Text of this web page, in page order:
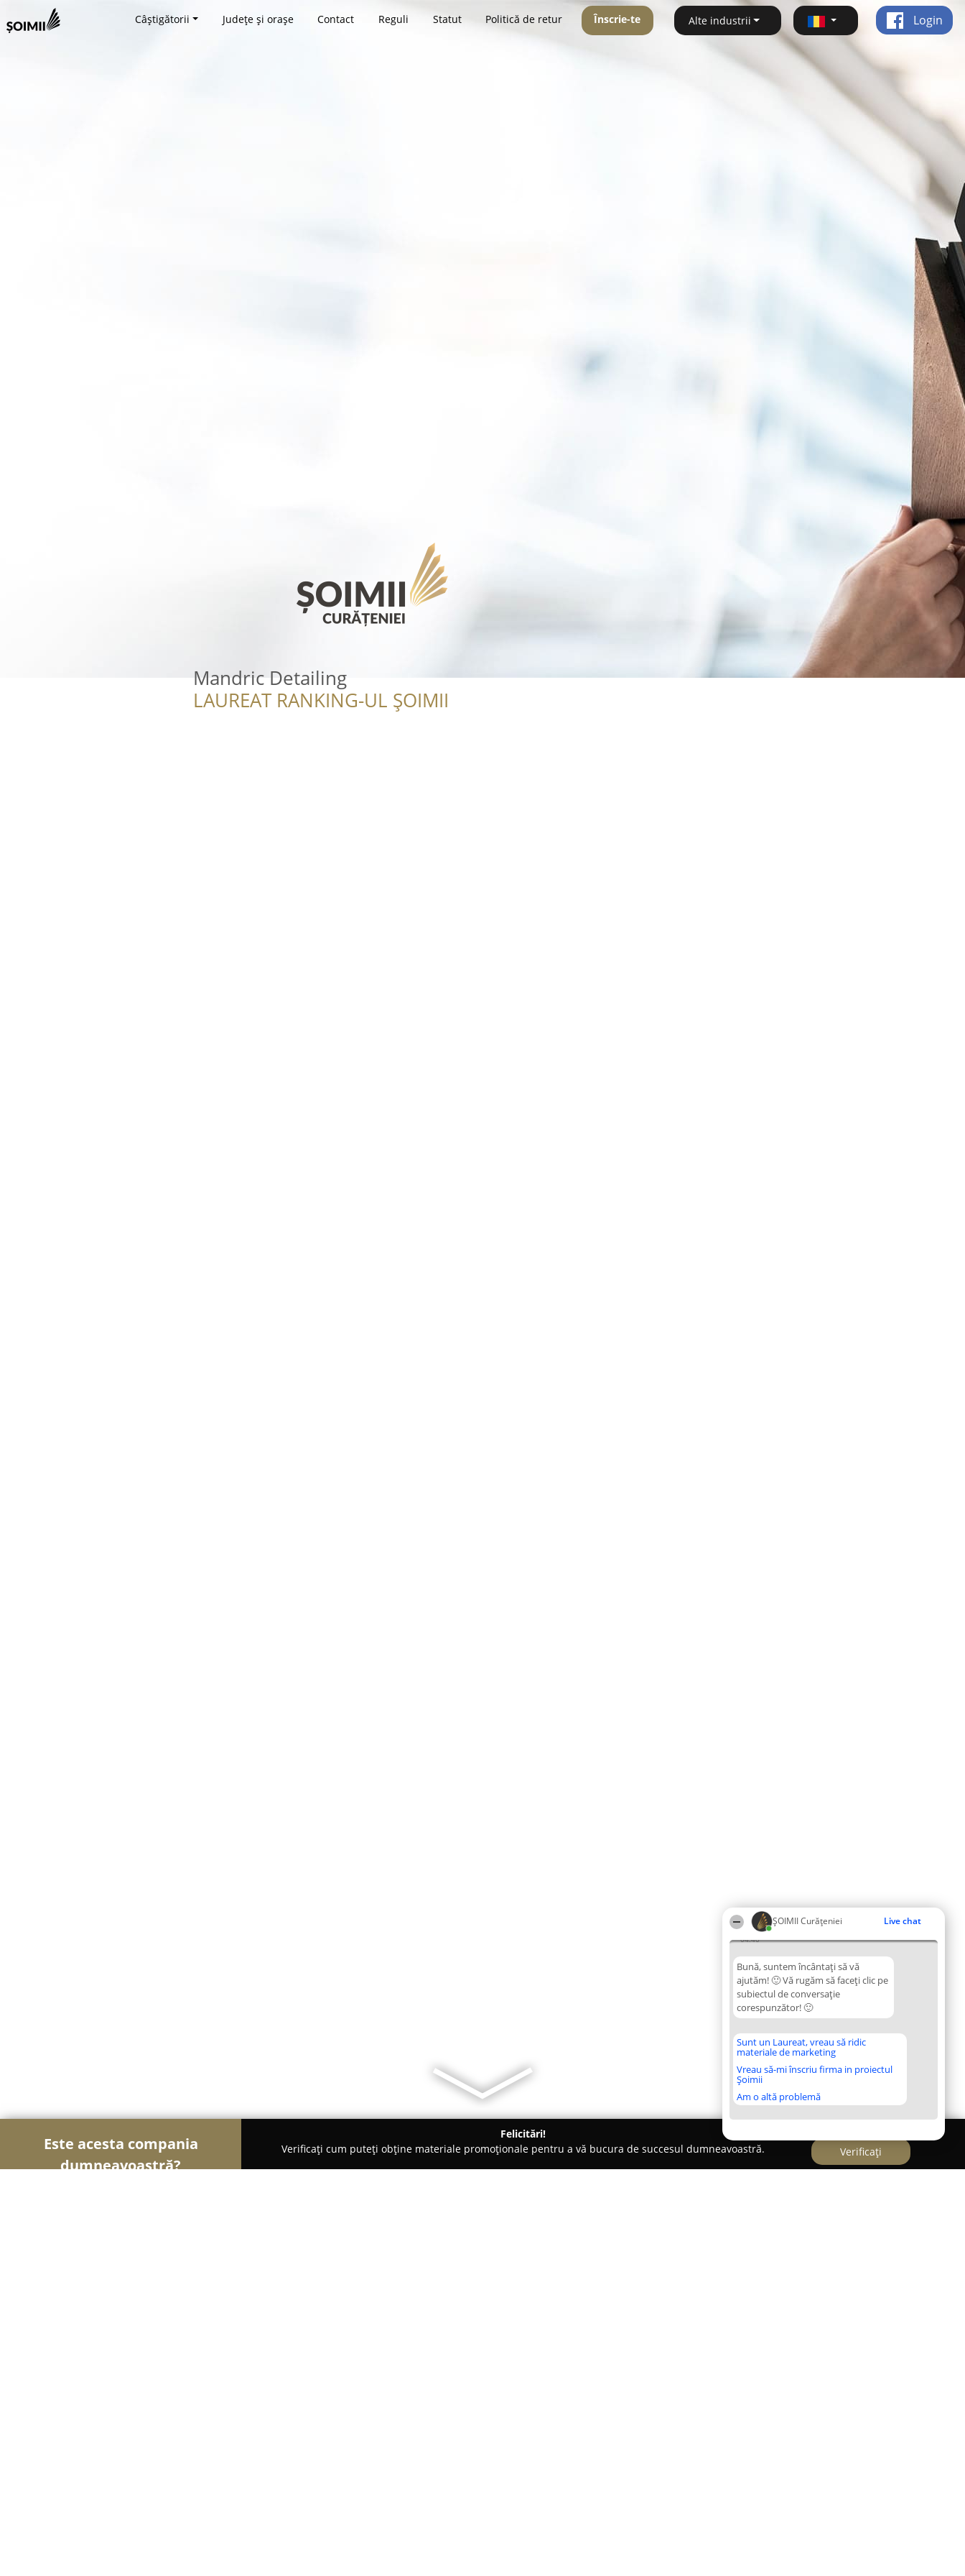
ȘOIMII Curățeniei Live chat
04:40
Bună, suntem încântați să vă
ajutăm! 🙂 Vă rugăm să faceți clic pe
subiectul de conversație
corespunzător! 🙂
Sunt un Laureat, vreau să ridic
materiale de marketing
Vreau să-mi înscriu firma in proiectul
Șoimii
Am o altă problemă
Câștigătorii Județe și orașe Contact Reguli Statut Politică de retur Înscrie-te Alte industrii Login
Mandric Detailing
LAUREAT RANKING-UL ȘOIMII
Este acesta compania
dumneavoastră?
Felicitări!
Verificați cum puteți obține materiale promoționale pentru a vă bucura de succesul dumneavoastră.
Verificați